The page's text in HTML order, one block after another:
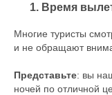
Время
Многие туристы
и не обращают
Представьте: вы
ночей по отличной